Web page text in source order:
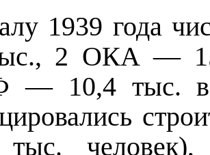
1939 года
2 ОКА —
10,4 тыс.
тыс.